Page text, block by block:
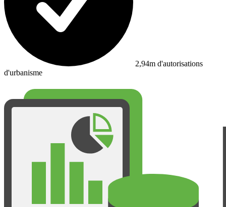
2,94m d'autorisations
d'urbanisme